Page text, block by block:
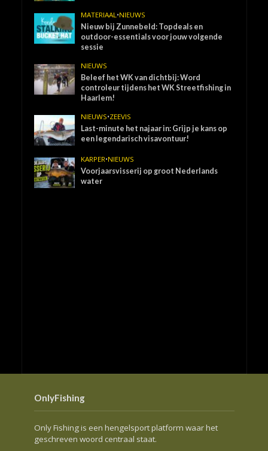
MATERIAAL•NIEUWS
Nieuw bij Zunnebeld: Topdeals en
outdoor-essentials voor jouw volgende
sessie
NIEUWS
Beleef het WK van dichtbij: Word
controleur tijdens het WK Streetfishing in
Haarlem!
NIEUWS•ZEEVIS
Last-minute het najaar in: Grijp je kans op
een legendarisch visavontuur!
KARPER•NIEUWS
Voorjaarsvisserij op groot Nederlands
water
OnlyFishing
Only Fishing is een hengelsport platform waar het
geschreven woord centraal staat.